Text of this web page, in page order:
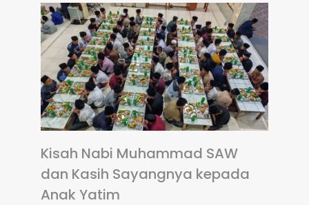
Kisah Nabi Muhammad SAW
dan Kasih Sayangnya kepada
Anak Yatim